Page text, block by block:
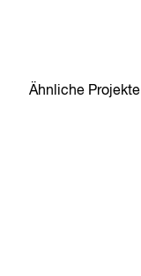
Ähnliche Projekte